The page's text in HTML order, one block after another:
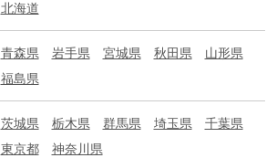
北海道
青森県 岩手県 宮城県 秋田県
山形県
福島県
茨城県 栃木県 群馬県 埼玉県
千葉県
東京都
神奈川県